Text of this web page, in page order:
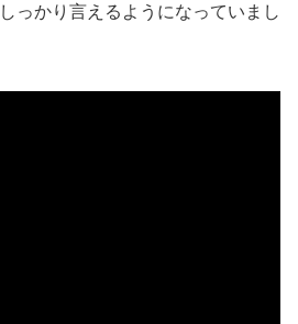
っかり言えるようになっていまし